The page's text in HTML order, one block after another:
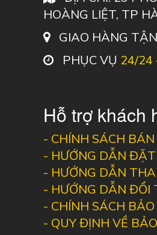
HOÀNG LIỆT, TP
GIAO HÀNG
PHỤC VỤ 24/24
Hỗ trợ khách
- CHÍNH SÁCH
- HƯỚNG DẪN
- HƯỚNG DẪN
- HƯỚNG DẪN ĐỔI
- CHÍNH SÁCH
- QUY ĐỊNH VỀ